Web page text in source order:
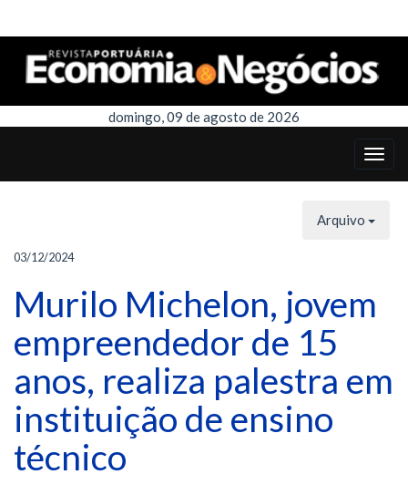
domingo, 09 de agosto de 2026
Arquivo
03/12/2024
Murilo Michelon, jovem
empreendedor de 15
anos, realiza palestra em
instituição de ensino
técnico